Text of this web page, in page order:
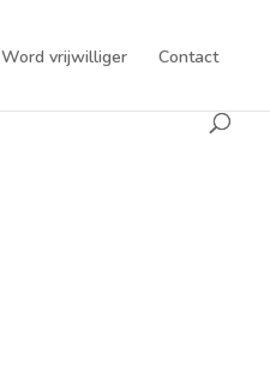
Word vrijwilliger Contact